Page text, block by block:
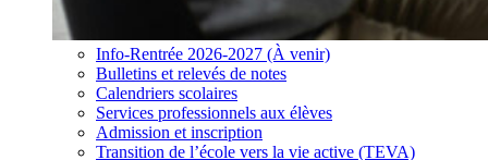
Info-Rentrée 2026-2027 (À venir)
Bulletins et relevés de notes
Calendriers scolaires
Services professionnels aux élèves
Admission et inscription
Transition de l’école vers la vie active (TEVA)